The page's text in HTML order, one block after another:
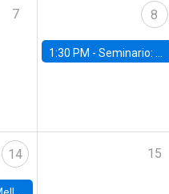
7 8
1:30 PM -Seminario: “Recuperando la humanidad para progresar en la era de la IA»
14 15